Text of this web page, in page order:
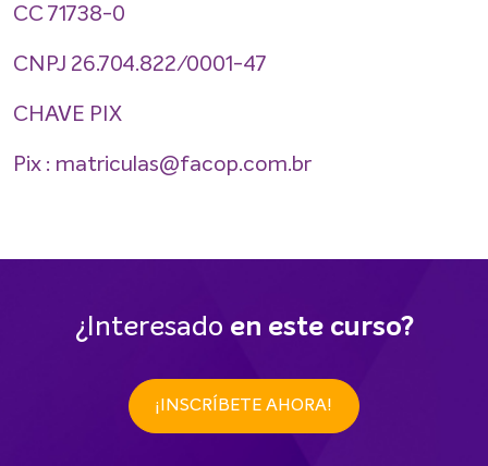
CC 71738-0
CNPJ 26.704.822/0001-47
CHAVE PIX
Pix : matriculas@facop.com.br
¿Interesado en este curso?
¡INSCRÍBETE AHORA!